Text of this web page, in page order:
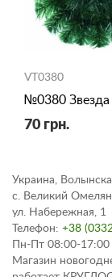
VT0380
№0380 Звезда
70 грн.
Украина,
с. Великий
ул. Набережная, 1
Телефон: +38
Пн-Пт 08:00-17:00
Магазин